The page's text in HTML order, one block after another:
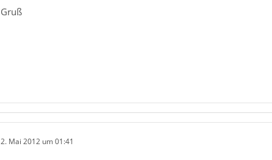
Gruß
2. Mai 2012 um 01:41